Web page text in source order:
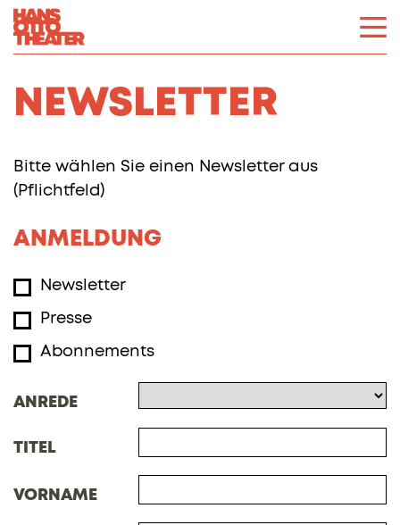
NEWSLETTER
Bitte wählen Sie einen Newsletter aus
(Pflichtfeld)
ANMELDUNG
Newsletter
Presse
Abonnements
ANREDE
TITEL
VORNAME